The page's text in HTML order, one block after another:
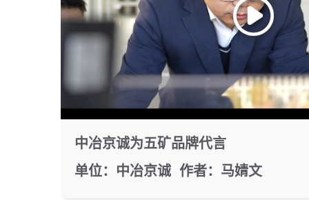
中冶京诚为五矿品牌代言
单位：中冶京诚 作者：马婧文